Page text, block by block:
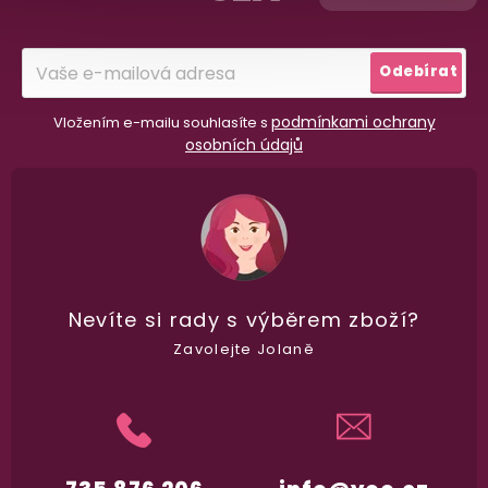
100% diskrétní balení
Nikdo nepozná, co jste si objednali. Mrkněte,
vypadá balíček.
Dodání do 2. dne
Na rychlosti záleží! Vše důležité máme
a okamžitě odesíláme.
Garance vrácení peněz
30 dnína bezplatné vrácení zboží
Vložením e-mailu souhlasíte s podmínkami ochrany
osobních údajů
Odebírat
Nevíte si rady s výběrem zboží?
Zavolejte Jolaně